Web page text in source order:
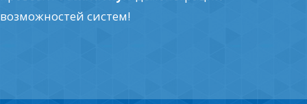
возможностей систем!